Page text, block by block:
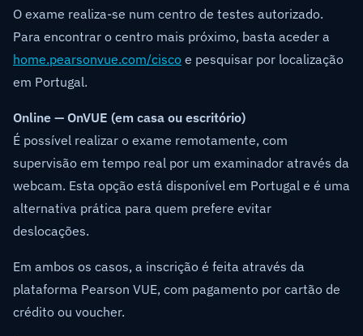
O exame realiza-se num centro de testes autorizado.
Para encontrar o centro mais próximo, basta aceder a
home.pearsonvue.com/cisco e pesquisar por localização
em Portugal.
Online — OnVUE (em casa ou escritório)
É possível realizar o exame remotamente, com
supervisão em tempo real por um examinador através da
webcam. Esta opção está disponível em Portugal e é uma
alternativa prática para quem prefere evitar
deslocações.
Em ambos os casos, a inscrição é feita através da
plataforma Pearson VUE, com pagamento por cartão de
crédito ou voucher.